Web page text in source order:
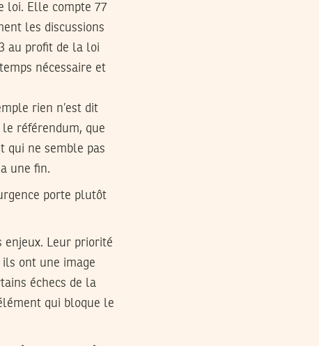
loi. Elle compte 77
les discussions
au profit de la loi
nécessaire et
rien n’est dit
référendum, que
qui ne semble pas
une fin.
porte plutôt
enjeux. Leur priorité
ont une image
échecs de la
qui bloque le